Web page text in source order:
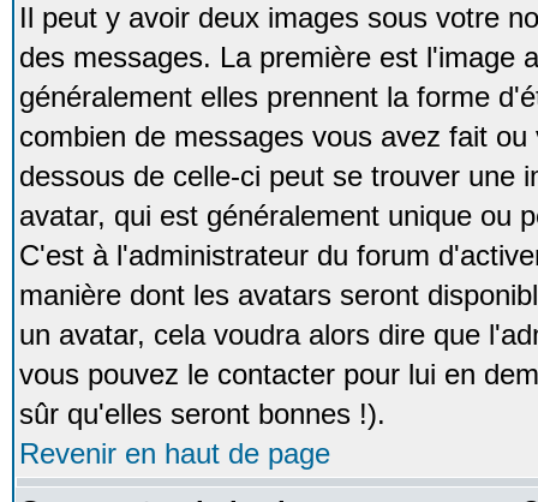
Il peut y avoir deux images sous votre
des messages. La première est l'image
généralement elles prennent la forme
combien de messages vous avez fait
dessous de celle-ci peut se trouver une
avatar, qui est généralement unique ou
C'est à l'administrateur du forum
manière dont les avatars seront
un avatar, cela voudra alors dire que
vous pouvez le contacter pour lui en
sûr qu'elles seront bonnes !).
Revenir en haut de page